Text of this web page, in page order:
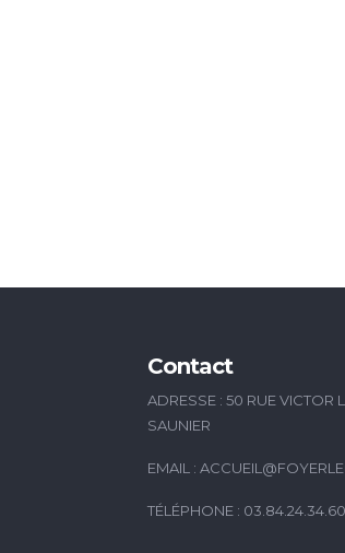
Contact
ADRESSE : 50 RUE
SAUNIER
EMAIL :
TÉLÉPHONE : 03.84.24.34.60